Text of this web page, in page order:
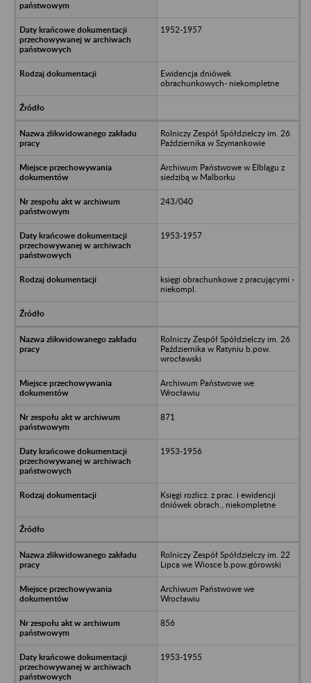
1952-1957
Ewidencja dniówek
obrachunkowych- niekompletne
Rolniczy Zespół Spółdzielczy im. 26
Października w Szymankowie
Archiwum Państwowe w Elblągu z
siedzibą w Malborku
243/040
1953-1957
księgi obrachunkowe z pracującymi -
niekompl.
Rolniczy Zespół Spółdzielczy im. 26
Października w Ratyniu b.pow.
wrocławski
Archiwum Państwowe we
Wrocławiu
871
1953-1956
Księgi rozlicz. z prac. i ewidencji
dniówek obrach., niekompletne
Rolniczy Zespół Spółdzielczy im. 22
Lipca we Wiosce b.pow.górowski
Archiwum Państwowe we
Wrocławiu
856
1953-1955